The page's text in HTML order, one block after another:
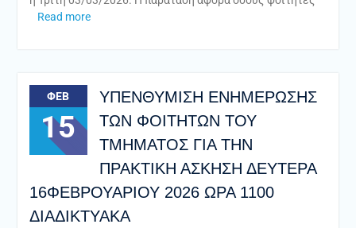
Read more
ΦΕΒ
15
ΥΠΕΝΘΥΜΙΣΗ ΕΝΗΜΕΡΩΣΗΣ
ΤΩΝ ΦΟΙΤΗΤΩΝ ΤΟΥ
ΤΜΗΜΑΤΟΣ ΓΙΑ ΤΗΝ
ΠΡΑΚΤΙΚΗ ΑΣΚΗΣΗ ΔΕΥΤΕΡΑ
16ΦΕΒΡΟΥΑΡΙΟΥ 2026 ΩΡΑ 1100
ΔΙΑΔΙΚΤΥΑΚΑ